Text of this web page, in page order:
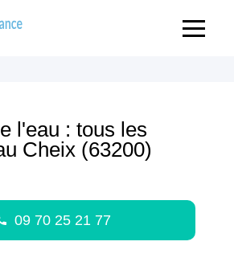
l'eau : tous les
Cheix (63200)
09 70 25 21 77